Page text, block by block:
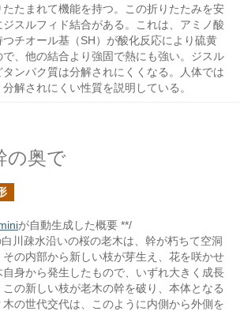
たまれて機能を持つ。この折りたたみを安
スルフィド結合がある。これは、アミノ酸
チオール基（SH）が酸化反応により硫黄
、他の結合より強固で熱にも強い。ジスル
ンパク質は分解されにくくなる。人体では
解されにくい性質を説明している。
の奥で
が自動生成した概要 **/
川疎水沿いの桜の老木は、幹が朽ちて空洞
の内部から新しい枝が芽生え、花を咲かせ
身から発生したもので、いずれ大きく成長
の新しい枝が老木の幹を破り、本体となる
の世代交代は、このように内側から外側を